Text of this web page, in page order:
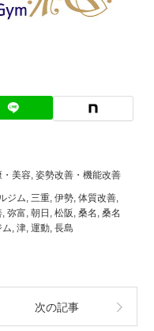
・美容, 姿勢改善・機能改善
ジム, 三重, 伊勢, 体質改善,
, 弥富, 朝日 , 松阪 , 桑名 , 桑名
ム, 津, 運動, 長島
次の記事